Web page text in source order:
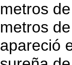
metros
metros
apareció